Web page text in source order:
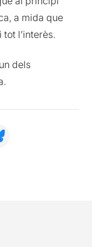
a mida que
l’interès.
dels